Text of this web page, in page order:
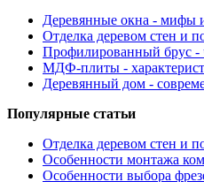
Деревянные окна - мифы
Отделка деревом стен и
Профилированный брус -
МДФ-плиты -
Деревянный дом -
Популярные статьи
Отделка деревом стен и
Особенности монтажа
Особенности выбора